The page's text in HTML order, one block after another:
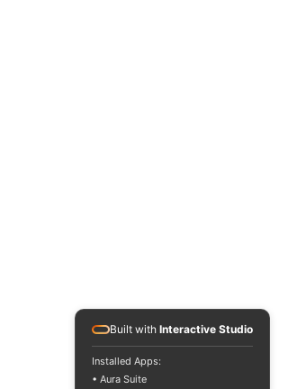
Built with Interactive Studio
Installed Apps:
• Aura Suite